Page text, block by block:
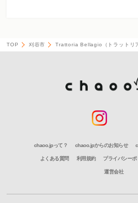
TOP 刈谷市 Trattoria Bellagio（トラットリ
chaoo.jpって？ chaoo.jpからのお知らせ
よくある質問 利用規約 プライバシーポ
運営会社